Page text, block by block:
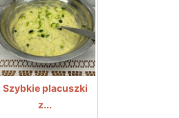
Szybkie placuszki
z...